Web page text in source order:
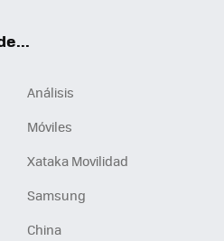
Análisis
Móviles
Xataka Movilidad
Samsung
China